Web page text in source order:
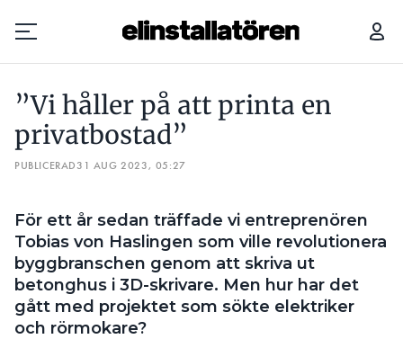
Prenumerera
Hantera prenumeration
Lediga jobb
Annonsera
Läs E-tidningen
”Vi håller på att printa en
privatbostad”
PUBLICERAD31 AUG 2023, 05:27
För ett år sedan träffade vi entreprenören
Tobias von Haslingen som ville revolutionera
byggbranschen genom att skriva ut
betonghus i 3D-skrivare. Men hur har det
gått med projektet som sökte elektriker
och rörmokare?
”VI HÅLLER PÅ ATT PRINTA EN PRIVATBOSTAD”